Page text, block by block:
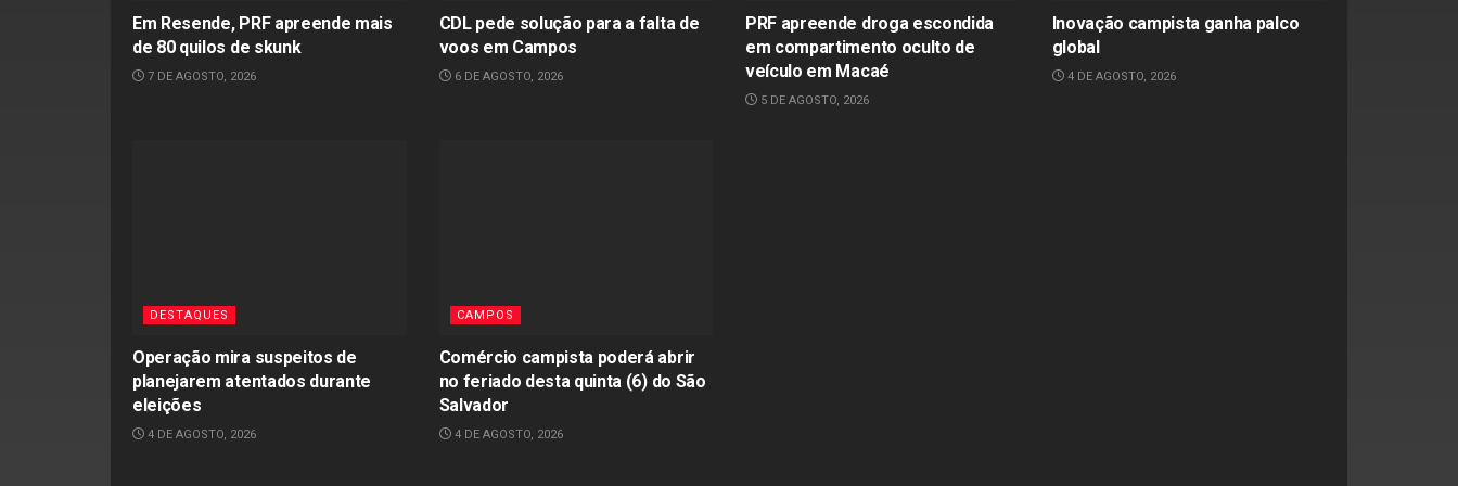
Em Resende, PRF apreende mais
de 80 quilos de skunk
7 DE AGOSTO, 2026
CDL pede solução para a falta de
voos em Campos
6 DE AGOSTO, 2026
PRF apreende droga escondida
em compartimento oculto de
veículo em Macaé
5 DE AGOSTO, 2026
Inovação campista ganha palco
global
4 DE AGOSTO, 2026
DESTAQUES
Operação mira suspeitos de
planejarem atentados durante
eleições
4 DE AGOSTO, 2026
CAMPOS
Comércio campista poderá abrir
no feriado desta quinta (6) do São
Salvador
4 DE AGOSTO, 2026